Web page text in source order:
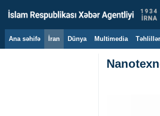
Ana səhifə İran Dünya Multimedia